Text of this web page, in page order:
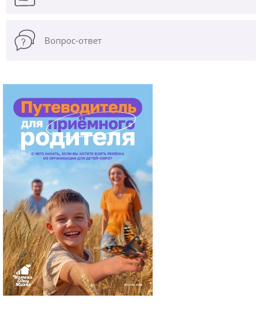
Вопрос-ответ